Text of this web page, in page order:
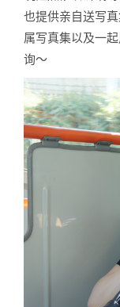
也提供亲自送写
属写真集以及一
询〜